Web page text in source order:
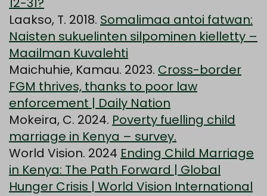
Laakso, T. 2018. Somalimaa antoi fatwan:
Naisten sukuelinten silpominen kielletty –
Maailman Kuvalehti
Maichuhie, Kamau. 2023. Cross-border
FGM thrives, thanks to poor law
enforcement | Daily Nation
Mokeira, C. 2024. Poverty fuelling child
marriage in Kenya – survey.
World Vision. 2024 Ending Child Marriage
in Kenya: The Path Forward | Global
Hunger Crisis | World Vision International